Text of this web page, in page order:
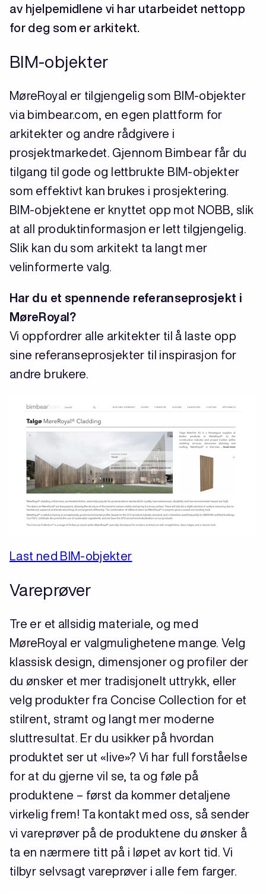
av hjelpemidlene vi har utarbeidet nettopp
for deg som er arkitekt.
BIM-objekter
MøreRoyal er tilgjengelig som BIM-objekter
via bimbear.com, en egen plattform for
arkitekter og andre rådgivere i
prosjektmarkedet. Gjennom Bimbear får du
tilgang til gode og lettbrukte BIM-objekter
som effektivt kan brukes i prosjektering.
BIM-objektene er knyttet opp mot NOBB, slik
at all produktinformasjon er lett tilgjengelig.
Slik kan du som arkitekt ta langt mer
velinformerte valg.
Har du et spennende referanseprosjekt i
MøreRoyal?
Vi oppfordrer alle arkitekter til å laste opp
sine referanseprosjekter til inspirasjon for
andre brukere.
Last ned BIM-objekter
Vareprøver
Tre er et allsidig materiale, og med
MøreRoyal er valgmulighetene mange. Velg
klassisk design, dimensjoner og profiler der
du ønsker et mer tradisjonelt uttrykk, eller
velg produkter fra Concise Collection for et
stilrent, stramt og langt mer moderne
sluttresultat. Er du usikker på hvordan
produktet ser ut «live»? Vi har full forståelse
for at du gjerne vil se, ta og føle på
produktene – først da kommer detaljene
virkelig frem! Ta kontakt med oss, så sender
vi vareprøver på de produktene du ønsker å
ta en nærmere titt på i løpet av kort tid. Vi
tilbyr selvsagt vareprøver i alle fem farger.